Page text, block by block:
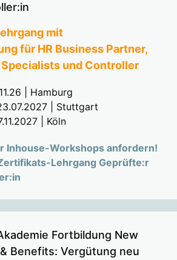
mit
für HR Business Partner,
Specialists und Controller
| Hamburg
| Stuttgart
| Köln
Inhouse-Workshops anfordern!
Lehrgang Geprüfte:r
Fortbildung New
Benefits: Vergütung neu